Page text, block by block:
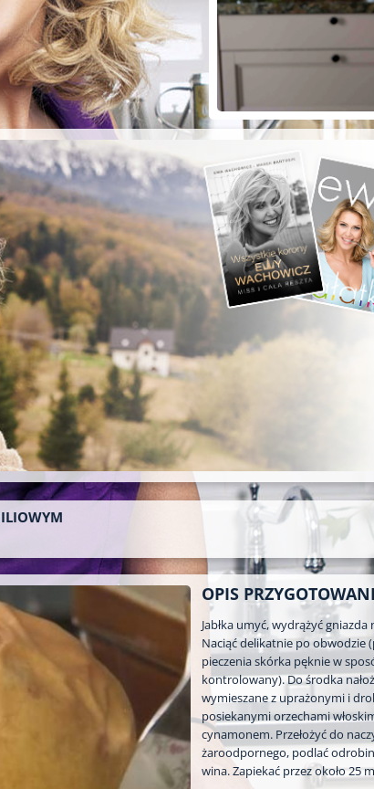
POD
grilla;-)
OPIS
Jabłka umyć, wydrążyć gniazda
Naciąć delikatnie po obwodzie
pieczenia skórka pęknie w
kontrolowany). Do środka
wymieszane z uprażonymi i
posiekanymi orzechami
cynamonem. Przełożyć do
żaroodpornego, podlać
wina. Zapiekać przez około 25